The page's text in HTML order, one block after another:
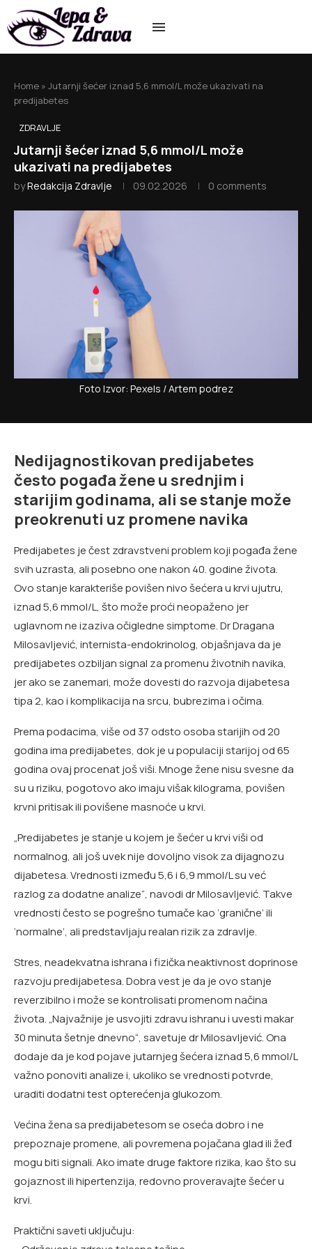
Home » Jutarnji šećer iznad 5,6 mmol/L može ukazivati na
predijabetes
ZDRAVLJE
Jutarnji šećer iznad 5,6 mmol/L može
ukazivati na predijabetes
byRedakcija Zdravlje 09.02.2026 0 comments
Foto Izvor: Pexels / Artem podrez
Nedijagnostikovan predijabetes
često pogađa žene u srednjim i
starijim godinama, ali se stanje može
preokrenuti uz promene navika
Predijabetes je čest zdravstveni problem koji pogađa žene
svih uzrasta, ali posebno one nakon 40. godine života.
Ovo stanje karakteriše povišen nivo šećera u krvi ujutru,
iznad 5,6 mmol/L, što može proći neopaženo jer
uglavnom ne izaziva očigledne simptome. Dr Dragana
Milosavljević, internista-endokrinolog, objašnjava da je
predijabetes ozbiljan signal za promenu životnih navika,
jer ako se zanemari, može dovesti do razvoja dijabetesa
tipa 2, kao i komplikacija na srcu, bubrezima i očima.
Prema podacima, više od 37 odsto osoba starijih od 20
godina ima predijabetes, dok je u populaciji starijoj od 65
godina ovaj procenat još viši. Mnoge žene nisu svesne da
su u riziku, pogotovo ako imaju višak kilograma, povišen
krvni pritisak ili povišene masnoće u krvi.
„Predijabetes je stanje u kojem je šećer u krvi viši od
normalnog, ali još uvek nije dovoljno visok za dijagnozu
dijabetesa. Vrednosti između 5,6 i 6,9 mmol/L su već
razlog za dodatne analize“, navodi dr Milosavljević. Takve
vrednosti često se pogrešno tumače kao ‘granične’ ili
‘normalne’, ali predstavljaju realan rizik za zdravlje.
Stres, neadekvatna ishrana i fizička neaktivnost doprinose
razvoju predijabetesa. Dobra vest je da je ovo stanje
reverzibilno i može se kontrolisati promenom načina
života. „Najvažnije je usvojiti zdravu ishranu i uvesti makar
30 minuta šetnje dnevno“, savetuje dr Milosavljević. Ona
dodaje da je kod pojave jutarnjeg šećera iznad 5,6 mmol/L
važno ponoviti analize i, ukoliko se vrednosti potvrde,
uraditi dodatni test opterećenja glukozom.
Većina žena sa predijabetesom se oseća dobro i ne
prepoznaje promene, ali povremena pojačana glad ili žeđ
mogu biti signali. Ako imate druge faktore rizika, kao što su
gojaznost ili hipertenzija, redovno proveravajte šećer u
krvi.
Praktični saveti uključuju: